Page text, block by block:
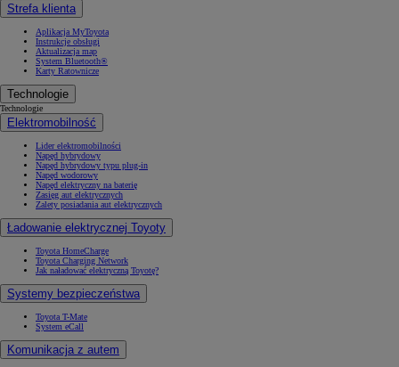
Strefa klienta
Aplikacja MyToyota
Instrukcje obsługi
Aktualizacja map
System Bluetooth®
Karty Ratownicze
Technologie
Technologie
Elektromobilność
Lider elektromobilności
Napęd hybrydowy
Napęd hybrydowy typu plug-in
Napęd wodorowy
Napęd elektryczny na baterię
Zasięg aut elektrycznych
Zalety posiadania aut elektrycznych
Ładowanie elektrycznej Toyoty
Toyota HomeCharge
Toyota Charging Network
Jak naładować elektryczną Toyotę?
Systemy bezpieczeństwa
Toyota T-Mate
System eCall
Komunikacja z autem